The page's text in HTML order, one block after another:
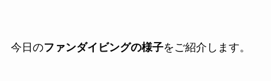
今日のファンダイビングの様子をご紹介します。